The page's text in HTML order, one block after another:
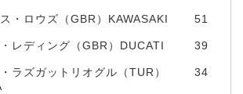
・ロウズ（GBR）KAWASAKI 51
レディング（GBR）DUCATI 39
ラズガットリオグル（TUR）
34